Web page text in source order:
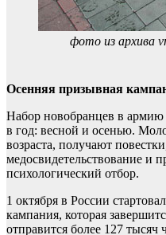
фото из архива
Осенняя призывная
Набор новобранцев в
в год: весной и осенью.
возраста, получают
медосвидетельствование и
психологический отбор.
1 октября в России
кампания, которая
отправится более 127 тысяч